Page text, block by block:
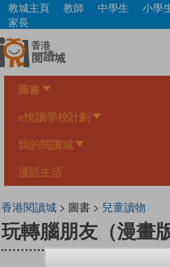
Skip
main
content
教城主頁 教師 中學生
小學
家長
圖書
e悅讀學校計劃
我的閱讀城
漫話生活
香港閱讀城> 圖書 > 兒童讀物
玩轉腦朋友（漫畫版